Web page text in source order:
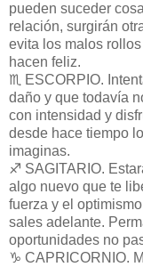
pueden suceder
relación, surgirán
evita los malos
hacen feliz.
♏ ESCORPIO.
daño y que todavía
con intensidad y
desde hace tiempo
imaginas.
♐ SAGITARIO.
algo nuevo que te
fuerza y el
sales adelante.
oportunidades no
♑ CAPRICORNIO.